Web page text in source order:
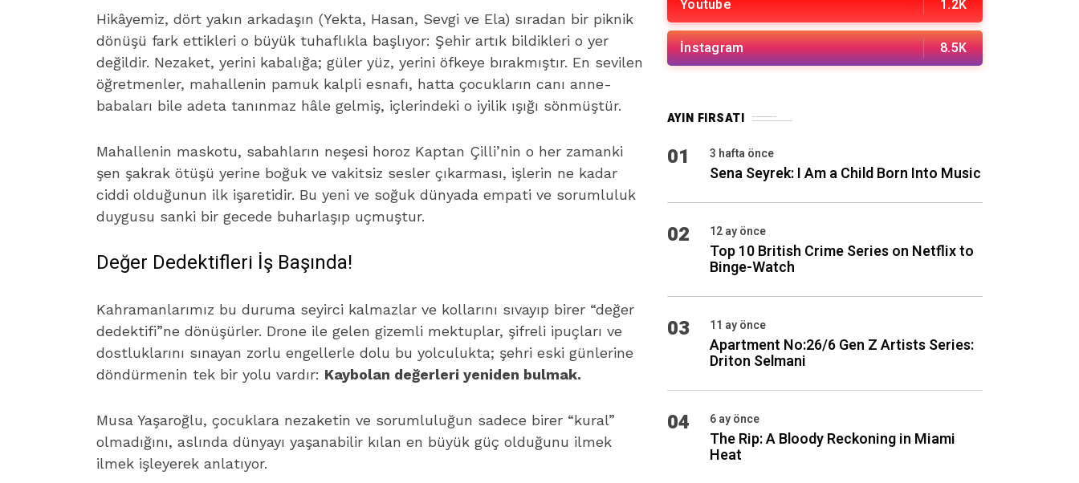
Hikâyemiz, dört yakın arkadaşın (Yekta, Hasan, Sevgi ve Ela) sıradan bir piknik
dönüşü fark ettikleri o büyük tuhaflıkla başlıyor: Şehir artık bildikleri o yer
değildir. Nezaket, yerini kabalığa; güler yüz, yerini öfkeye bırakmıştır. En sevilen
öğretmenler, mahallenin pamuk kalpli esnafı, hatta çocukların canı anne-
babaları bile adeta tanınmaz hâle gelmiş, içlerindeki o iyilik ışığı sönmüştür.
Mahallenin maskotu, sabahların neşesi horoz Kaptan Çilli’nin o her zamanki
şen şakrak ötüşü yerine boğuk ve vakitsiz sesler çıkarması, işlerin ne kadar
ciddi olduğunun ilk işaretidir. Bu yeni ve soğuk dünyada empati ve sorumluluk
duygusu sanki bir gecede buharlaşıp uçmuştur.
Değer Dedektifleri İş Başında!
Kahramanlarımız bu duruma seyirci kalmazlar ve kollarını sıvayıp birer “değer
dedektifi”ne dönüşürler. Drone ile gelen gizemli mektuplar, şifreli ipuçları ve
dostluklarını sınayan zorlu engellerle dolu bu yolculukta; şehri eski günlerine
döndürmenin tek bir yolu vardır: Kaybolan değerleri yeniden bulmak.
Musa Yaşaroğlu, çocuklara nezaketin ve sorumluluğun sadece birer “kural”
olmadığını, aslında dünyayı yaşanabilir kılan en büyük güç olduğunu ilmek
ilmek işleyerek anlatıyor.
Youtube 1.2K
İnstagram 8.5K
AYIN FIRSATI
01 3 hafta önce
Sena Seyrek: I Am a Child Born Into Music
02 12 ay önce
Top 10 British Crime Series on Netflix to
Binge-Watch
03 11 ay önce
Apartment No:26/6 Gen Z Artists Series:
Driton Selmani
04 6 ay önce
The Rip: A Bloody Reckoning in Miami
Heat